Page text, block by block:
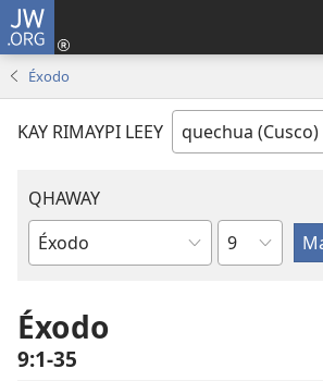
JW.ORG
Éxodo
KAY RIMAYPI LEEY
QHAWAY
Libro
la
Biblia
Capítulo
Éxodo
9:1-35